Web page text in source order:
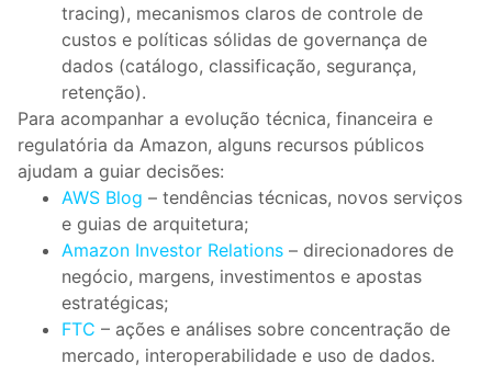
tracing), mecanismos claros de controle de
custos e políticas sólidas de governança de
dados (catálogo, classificação, segurança,
retenção).
Para acompanhar a evolução técnica, financeira e
regulatória da Amazon, alguns recursos públicos
ajudam a guiar decisões:
AWS Blog – tendências técnicas, novos serviços
e guias de arquitetura;
Amazon Investor Relations – direcionadores de
negócio, margens, investimentos e apostas
estratégicas;
FTC – ações e análises sobre concentração de
mercado, interoperabilidade e uso de dados.